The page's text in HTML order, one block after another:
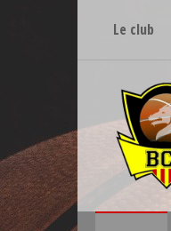
Le club